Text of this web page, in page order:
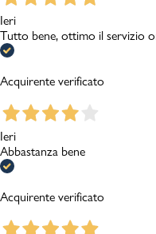
Ieri
Tutto bene, ottimo il servizio
Acquirente verificato
Ieri
Abbastanza bene
Acquirente verificato